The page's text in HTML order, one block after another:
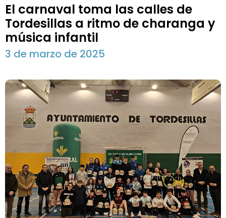
El carnaval toma las calles de
Tordesillas a ritmo de charanga y
música infantil
3 de marzo de 2025